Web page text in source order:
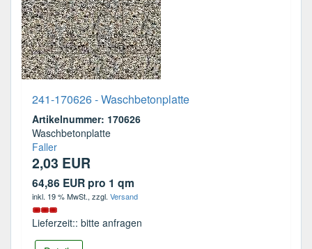
241-170626 - Waschbetonplatte
Artikelnummer: 170626
Waschbetonplatte
Faller
2,03 EUR
64,86 EUR pro 1 qm
inkl. 19 % MwSt., zzgl. Versand
Lieferzeit:: bitte anfragen